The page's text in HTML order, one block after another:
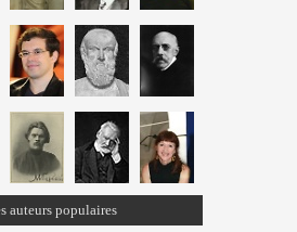
auteurs populaires